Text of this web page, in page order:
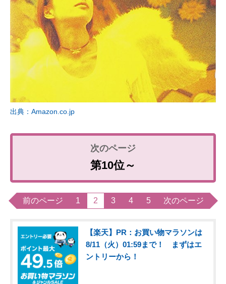
出典：Amazon.co.jp
第10位～
前のページ 1 2 3 4 5 次のページ
【楽天】PR：お買い物マラソンは
8/11（火）01:59まで！ まずはエ
ントリーから！